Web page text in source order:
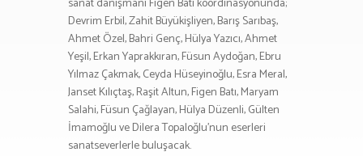
Devrim Erbil, Zahit Büyükişliyen, Barış Sarıbaş,
Ahmet Özel, Bahri Genç, Hülya Yazıcı, Ahmet
Yeşil, Erkan Yaprakkıran, Füsun Aydoğan, Ebru
Yılmaz Çakmak, Ceyda Hüseyinoğlu, Esra Meral,
Janset Kılıçtaş, Raşit Altun, Figen Batı, Maryam
Salahi, Füsun Çağlayan, Hülya Düzenli, Gülten
İmamoğlu ve Dilera Topaloğlu’nun eserleri
sanatseverlerle buluşacak.